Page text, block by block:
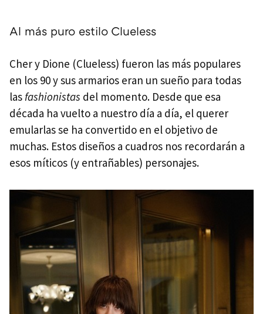
Al más puro estilo Clueless
Cher y Dione (Clueless) fueron las más populares
en los 90 y sus armarios eran un sueño para todas
las fashionistas del momento. Desde que esa
década ha vuelto a nuestro día a día, el querer
emularlas se ha convertido en el objetivo de
muchas. Estos diseños a cuadros nos recordarán a
esos míticos (y entrañables) personajes.